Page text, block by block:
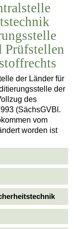
Prüfstellen
der Länder für
der
des
(SächsGVBl.
vom
worden ist